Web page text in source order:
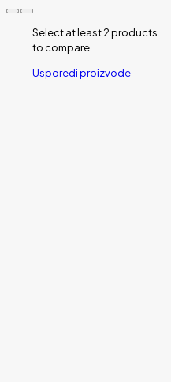
Select at least 2 products
to compare
Usporedi proizvode